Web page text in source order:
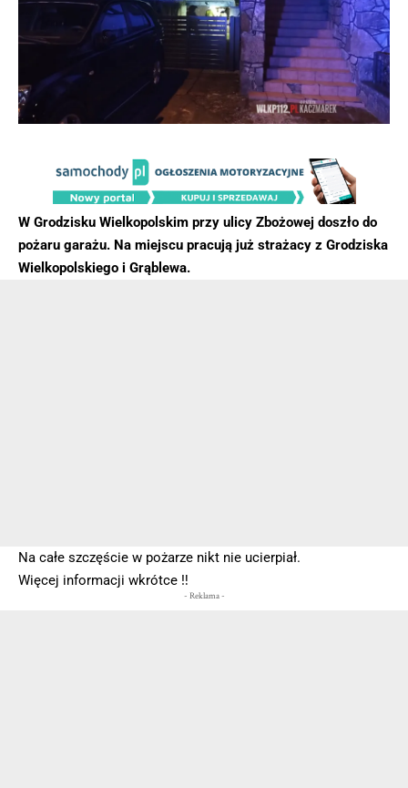
W Grodzisku Wielkopolskim przy ulicy Zbożowej doszło do
pożaru garażu. Na miejscu pracują już strażacy z Grodziska
Wielkopolskiego i Grąblewa.
Na całe szczęście w pożarze nikt nie ucierpiał.
Więcej informacji wkrótce ‼️
- Reklama -